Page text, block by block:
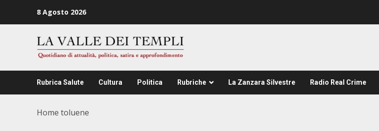
8 Agosto 2026
Rubrica Salute Cultura Politica Rubriche La Zanzara Silvestre Radio Real Crime
Home toluene